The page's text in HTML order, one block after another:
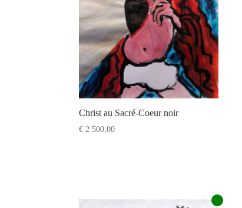
Christ au Sacré-Coeur noir
€ 2 500,00